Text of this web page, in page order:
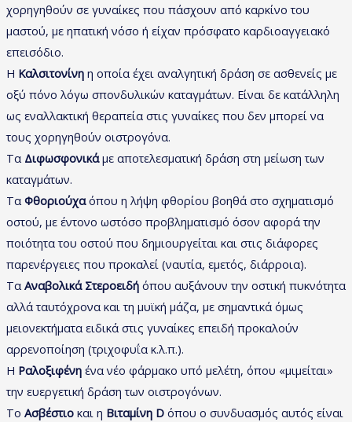
χορηγηθούν σε γυναίκες που πάσχουν από καρκίνο του
μαστού, με ηπατική νόσο ή είχαν πρόσφατο καρδιοαγγειακό
επεισόδιο.
Η Καλσιτονίνη η οποία έχει αναλγητική δράση σε ασθενείς με
οξύ πόνο λόγω σπονδυλικών καταγμάτων. Είναι δε κατάλληλη
ως εναλλακτική θεραπεία στις γυναίκες που δεν μπορεί να
τους χορηγηθούν οιστρογόνα.
Τα Διφωσφονικάμε αποτελεσματική δράση στη μείωση των
καταγμάτων.
Τα Φθοριούχαόπου η λήψη φθορίου βοηθά στο σχηματισμό
οστού, με έντονο ωστόσο προβληματισμό όσον αφορά την
ποιότητα του οστού που δημιουργείται και στις διάφορες
παρενέργειες που προκαλεί (ναυτία, εμετός, διάρροια).
Τα Αναβολικά Στεροειδήόπου αυξάνουν την οστική πυκνότητα
αλλά ταυτόχρονα και τη μυϊκή μάζα, με σημαντικά όμως
μειονεκτήματα ειδικά στις γυναίκες επειδή προκαλούν
αρρενοποίηση (τριχοφυΐα κ.λ.π.).
Η Ραλοξιφένη ένα νέο φάρμακο υπό μελέτη, όπου «μιμείται»
την ευεργετική δράση των οιστρογόνων.
Το Ασβέστιο και η Βιταμίνη Dόπου ο συνδυασμός αυτός είναι